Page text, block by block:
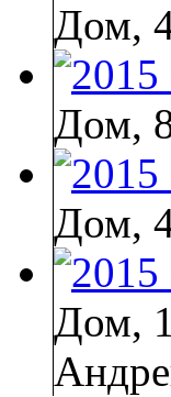
Дом,
Дом,
Дом,
Дом,